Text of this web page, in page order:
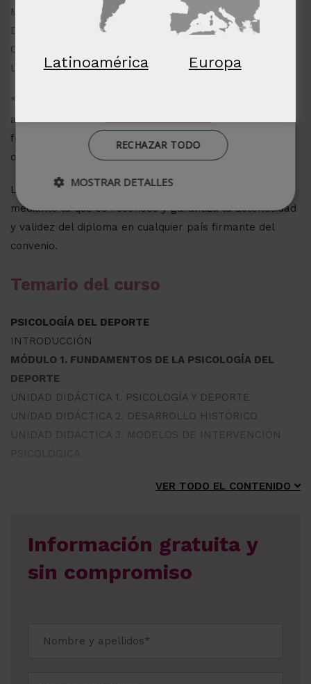
Maestría Internacional en Psicología Deportiva + Coach
Deportivo (Zowa Health)
Curso Universitario de Especialización en Coaching y
Liderazgo (Universidad de Vitoria-Gasteiz) con 5 ECTS.
*El contenido de esta titulación está orientado hacia la
adquisición de formación teórica complementaria. Esta
formación no conduce a la obtención de una titulación
oficial.
Los diplomas de Zowa llevan la Apostilla de la Haya,
mediante la que se reconoce y garantiza la autenticidad
y validez del diploma en cualquier país firmante del
convenio.
Temario del curso
PSICOLOGÍA DEL DEPORTE
INTRODUCCIÓN
MÓDULO 1. FUNDAMENTOS DE LA PSICOLOGÍA DEL
DEPORTE
UNIDAD DIDÁCTICA 1. PSICOLOGÍA Y DEPORTE
UNIDAD DIDÁCTICA 2. DESARROLLO HISTÓRICO
UNIDAD DIDÁCTICA 3. MODELOS DE INTERVENCIÓN
VER TODO EL CONTENIDO
Información gratuita y
sin compromiso
Latinoamérica Europa
Cookies de
preferencias
Cookies de
funcionalidad
RECHAZAR TODO
MOSTRAR DETALLES